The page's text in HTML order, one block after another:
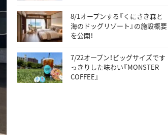
8/1オープンする『くにさき森と
海のドッグリゾート』の施設概要
を公開！
7/22オープン！ビッグサイズです
っきりした味わい『MONSTER
COFFEE』